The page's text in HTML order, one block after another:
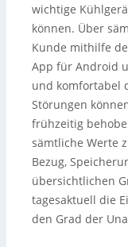
wichtige
können. Über
Kunde mithilfe
App für Android
und komfortabel
Störungen
frühzeitig
sämtliche Werte
Bezug,
übersichtlichen
tagesaktuell die
den Grad der